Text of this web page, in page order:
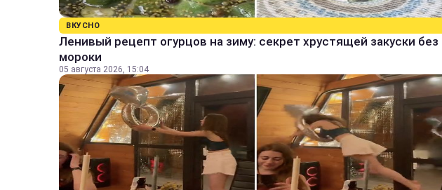
ВКУСНО
Ленивый рецепт огурцов на зиму: секрет хрустящей закуски без
мороки
05 августа 2026, 15:04